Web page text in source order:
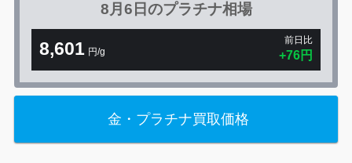
8月6日のプラチナ相場
8,601 円/g
前日比
+76円
金・プラチナ買取価格